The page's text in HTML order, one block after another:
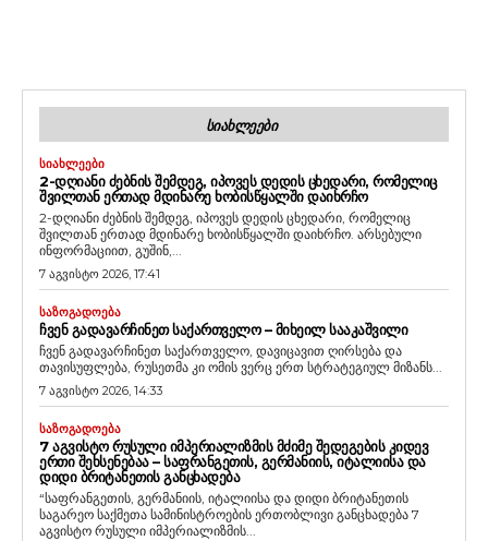
ᲡᲘᲐᲮᲚᲔᲔᲑᲘ
ᲡᲘᲐᲮᲚᲔᲔᲑᲘ
2-ᲓᲦᲘᲐᲜᲘ ᲫᲔᲑᲜᲘᲡ ᲨᲔᲛᲓᲔᲒ, ᲘᲞᲝᲕᲔᲡ ᲓᲔᲓᲘᲡ ᲪᲮᲔᲓᲐᲠᲘ, ᲠᲝᲛᲔᲚᲘᲪ
ᲨᲕᲘᲚᲗᲐᲜ ᲔᲠᲗᲐᲓ ᲛᲓᲘᲜᲐᲠᲔ ᲮᲝᲑᲘᲡᲬᲧᲐᲚᲨᲘ ᲓᲐᲘᲮᲠᲩᲝ
2-დღიანი ძებნის შემდეგ, იპოვეს დედის ცხედარი, რომელიც
შვილთან ერთად მდინარე ხობისწყალში დაიხრჩო. არსებული
ინფორმაციით, გუშინ,...
7 აგვისტო 2026, 17:41
ᲡᲐᲖᲝᲒᲐᲓᲝᲔᲑᲐ
ᲩᲕᲔᲜ ᲒᲐᲓᲐᲕᲐᲠᲩᲘᲜᲔᲗ ᲡᲐᲥᲐᲠᲗᲕᲔᲚᲝ – ᲛᲘᲮᲔᲘᲚ ᲡᲐᲐᲙᲐᲨᲕᲘᲚᲘ
ჩვენ გადავარჩინეთ საქართველო, დავიცავით ღირსება და
თავისუფლება, რუსეთმა კი ომის ვერც ერთ სტრატეგიულ მიზანს...
7 აგვისტო 2026, 14:33
ᲡᲐᲖᲝᲒᲐᲓᲝᲔᲑᲐ
7 ᲐᲒᲕᲘᲡᲢᲝ ᲠᲣᲡᲣᲚᲘ ᲘᲛᲞᲔᲠᲘᲐᲚᲘᲖᲛᲘᲡ ᲛᲫᲘᲛᲔ ᲨᲔᲓᲔᲒᲔᲑᲘᲡ ᲙᲘᲓᲔᲕ
ᲔᲠᲗᲘ ᲨᲔᲮᲡᲔᲜᲔᲑᲐᲐ – ᲡᲐᲤᲠᲐᲜᲒᲔᲗᲘᲡ, ᲒᲔᲠᲛᲐᲜᲘᲘᲡ, ᲘᲢᲐᲚᲘᲘᲡᲐ ᲓᲐ
ᲓᲘᲓᲘ ᲑᲠᲘᲢᲐᲜᲔᲗᲘᲡ ᲒᲐᲜᲪᲮᲐᲓᲔᲑᲐ
“საფრანგეთის, გერმანიის, იტალიისა და დიდი ბრიტანეთის
საგარეო საქმეთა სამინისტროების ერთობლივი განცხადება 7
აგვისტო რუსული იმპერიალიზმის...